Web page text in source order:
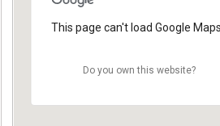
This page can't load Google
Do you own this website?